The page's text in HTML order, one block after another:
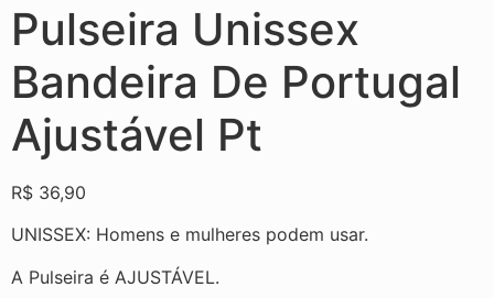
Pulseira Unissex
Bandeira De Portugal
Ajustável Pt
R$ 36,90
UNISSEX: Homens e mulheres podem usar.
A Pulseira é AJUSTÁVEL.